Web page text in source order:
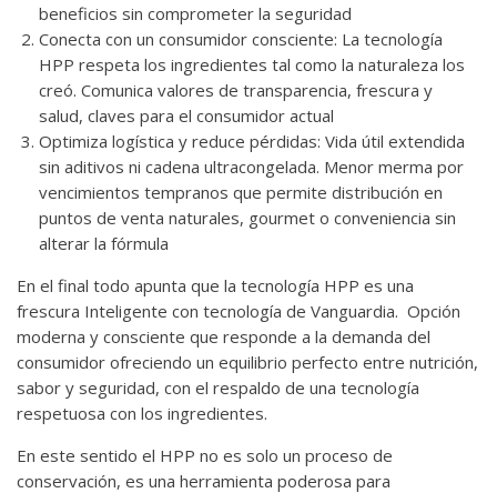
beneficios sin comprometer la seguridad
Conecta con un consumidor consciente: La tecnología
HPP respeta los ingredientes tal como la naturaleza los
creó. Comunica valores de transparencia, frescura y
salud, claves para el consumidor actual
Optimiza logística y reduce pérdidas: Vida útil extendida
sin aditivos ni cadena ultracongelada. Menor merma por
vencimientos tempranos que permite distribución en
puntos de venta naturales, gourmet o conveniencia sin
alterar la fórmula
En el final todo apunta que la tecnología HPP es una
frescura Inteligente con tecnología de Vanguardia. Opción
moderna y consciente que responde a la demanda del
consumidor ofreciendo un equilibrio perfecto entre nutrición,
sabor y seguridad, con el respaldo de una tecnología
respetuosa con los ingredientes.
En este sentido el HPP no es solo un proceso de
conservación, es una herramienta poderosa para